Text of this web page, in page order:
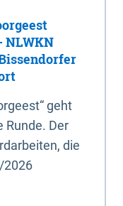
NLWKN
geht
Runde. Der
die
2026